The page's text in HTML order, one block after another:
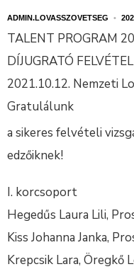
ADMIN.LOVASSZOVETSEG •
TALENT PROGRAM
DÍJUGRATÓ
2021.10.12. Nemzeti
Gratulálunk
a sikeres felvételi
edzőiknek!
I. korcsoport
Hegedűs Laura Lili,
Kiss Johanna Janka,
Krepcsik Lara, Öregkő